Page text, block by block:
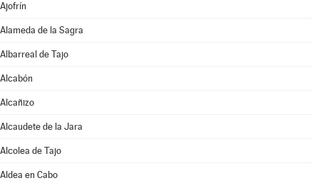
Ajofrín
Alameda de la Sagra
Albarreal de Tajo
Alcabón
Alcañizo
Alcaudete de la Jara
Alcolea de Tajo
Aldea en Cabo